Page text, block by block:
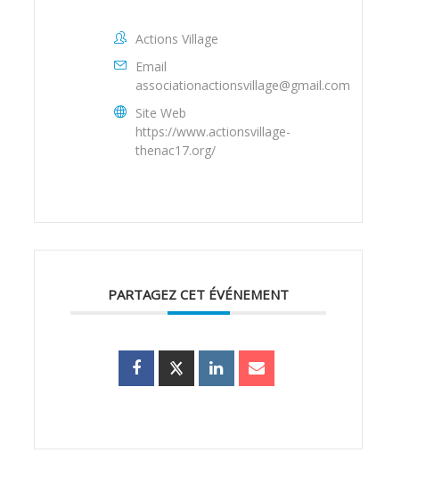
Actions Village
Email
associationactionsvillage@gmail.com
Site Web
https://www.actionsvillage-
thenac17.org/
PARTAGEZ CET ÉVÉNEMENT